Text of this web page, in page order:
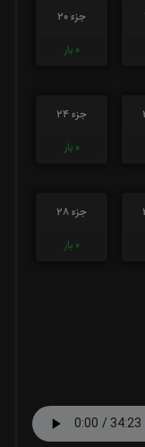
جزء 20
0 بار
جزء 24
0 بار
جزء 28
0 بار